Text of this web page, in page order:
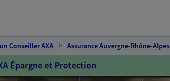
Conseiller AXA Assurance Auvergne-Rhône-Alpes
Épargne et Protection